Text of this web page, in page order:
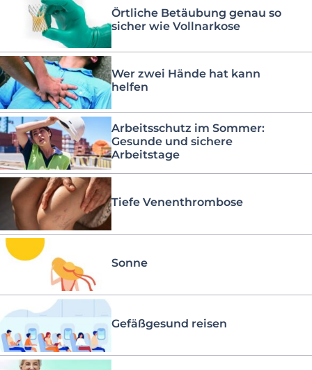
Örtliche Betäubung genau so
sicher wie Vollnarkose
Wer zwei Hände hat kann
helfen
Arbeitsschutz im Sommer:
Gesunde und sichere
Arbeitstage
Tiefe Venenthrombose
Sonne
Gefäßgesund reisen